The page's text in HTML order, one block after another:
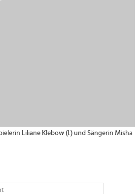
Liliane Klebow (l.) und Sängerin Misha